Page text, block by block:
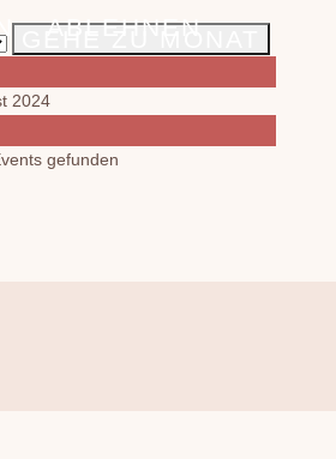
2024
gefunden
ABLEHNEN